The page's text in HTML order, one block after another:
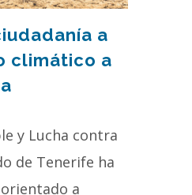
a
climático a
y Lucha contra
de Tenerife ha
a